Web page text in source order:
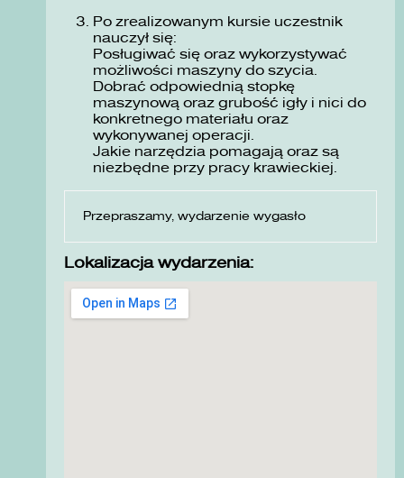
Po zrealizowanym kursie uczestnik
nauczył się:
Posługiwać się oraz wykorzystywać
możliwości maszyny do szycia.
Dobrać odpowiednią stopkę
maszynową oraz grubość igły i nici do
konkretnego materiału oraz
wykonywanej operacji.
Jakie narzędzia pomagają oraz są
niezbędne przy pracy krawieckiej.
Przepraszamy, wydarzenie wygasło
Lokalizacja wydarzenia: